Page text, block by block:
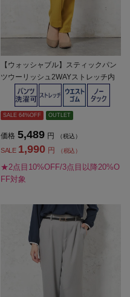
【ウォッシャブル】スティックパン
ツウーリッシュ2WAYストレッチ内
股シームレス無地秋冬【レディー
SALE 64%OFF OUTLET
価格 5,489 円 （税込）
SALE 1,990 円 （税込）
★2点目10%OFF/3点目以降20%O
FF対象